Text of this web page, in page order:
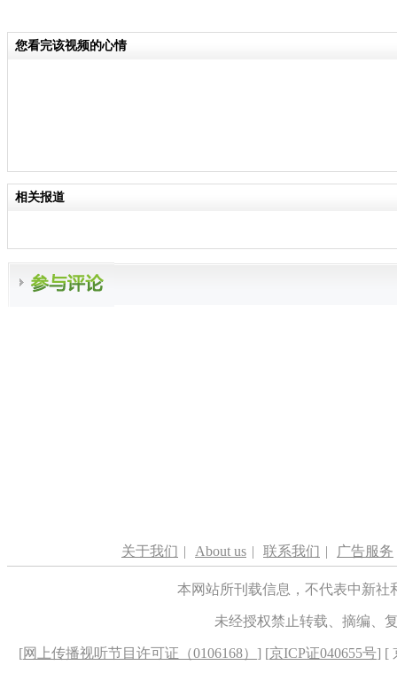
您看完该视频的心情
相关报道
关于我们 | About us | 联系我们 | 广告服务
本网站所刊载信息，不代表中新
未经授权禁止转载、摘编、
[网上传播视听节目许可证（0106168） ] [京ICP证040655号] [